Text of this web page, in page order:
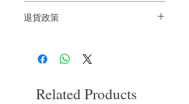
止頭髮毛躁未端開叉，取適量於手中，塗
退貨政策
到我們的產品後的前7天內通過電子郵件
Related Products